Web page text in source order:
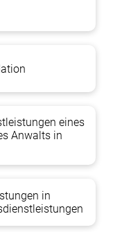
eines
Anwalts in
in